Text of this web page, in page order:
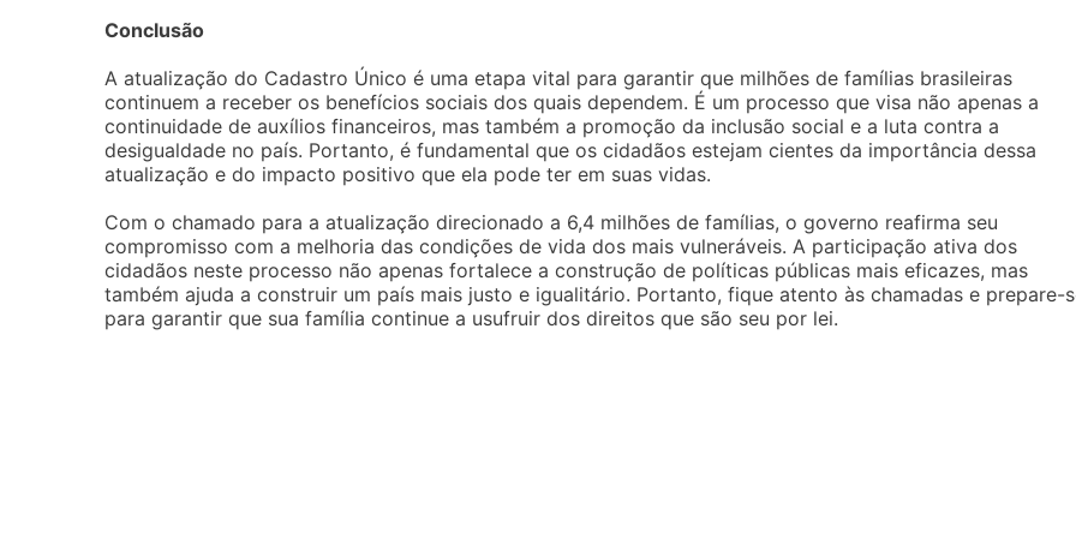
Conclusão
A atualização do Cadastro Único é uma etapa vital para garantir que milhões de famílias brasileiras
continuem a receber os benefícios sociais dos quais dependem. É um processo que visa não apenas a
continuidade de auxílios financeiros, mas também a promoção da inclusão social e a luta contra a
desigualdade no país. Portanto, é fundamental que os cidadãos estejam cientes da importância dessa
atualização e do impacto positivo que ela pode ter em suas vidas.
Com o chamado para a atualização direcionado a 6,4 milhões de famílias, o governo reafirma seu
compromisso com a melhoria das condições de vida dos mais vulneráveis. A participação ativa dos
cidadãos neste processo não apenas fortalece a construção de políticas públicas mais eficazes, mas
também ajuda a construir um país mais justo e igualitário. Portanto, fique atento às chamadas e prepare-
para garantir que sua família continue a usufruir dos direitos que são seu por lei.